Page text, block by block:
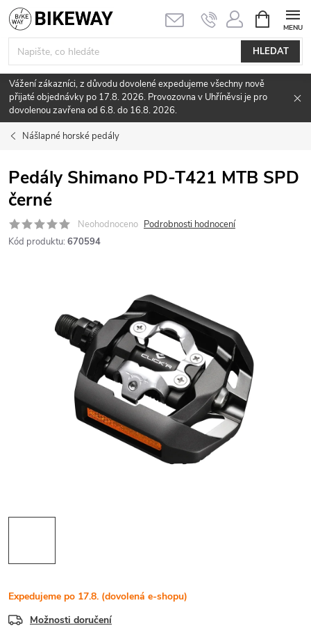
Přejít
na
obsah
HLEDAT
NÁKUPNÍ
KOŠÍK
Vážení zákazníci, z důvodu dovolené expedujeme všechny nově
přijaté objednávky po 17.8. 2026. Provozovna v Uhříněvsi je pro
dovolenou zavřena od 6.8. do 16.8. 2026.
Nášlapné horské pedály
Pedály Shimano PD-T421 MTB SPD
černé
Neohodnoceno Podrobnosti hodnocení
Kód produktu: 670594
Expedujeme po 17.8. (dovolená e-shopu)
Možnosti doručení